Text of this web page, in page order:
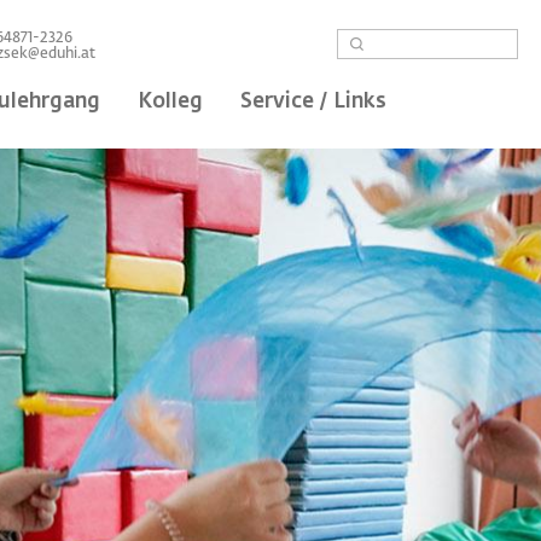
2326
Suche
Kolleg Service / Links